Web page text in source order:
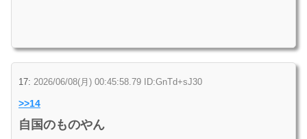
17: 2026/06/08(月) 00:45:58.79 ID:GnTd+sJ30
>>14
自国のものやん